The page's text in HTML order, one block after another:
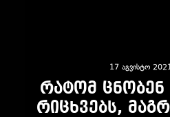
17 აგვისტო
რატომ
რიცხვებს,